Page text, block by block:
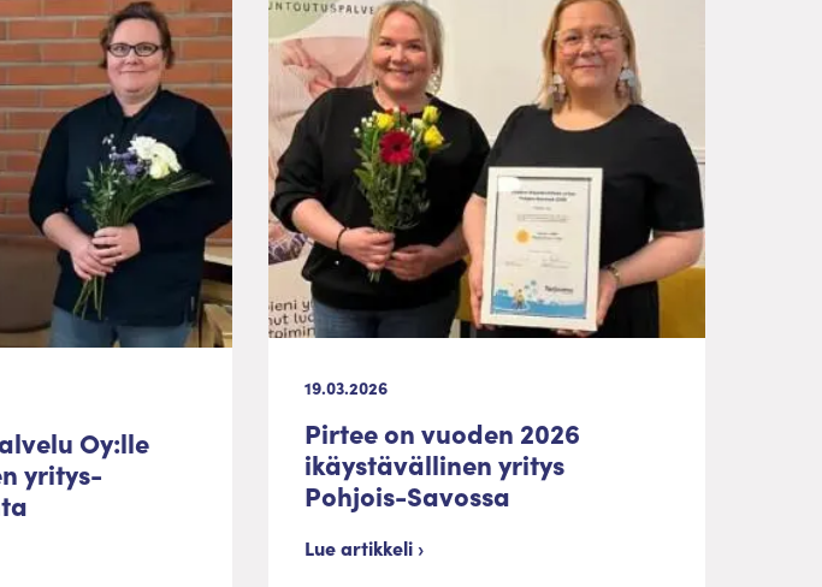
Oy:lle
yritys-
19.03.2026
Pirtee on vuoden 2026
ikäystävällinen yritys
Pohjois-Savossa
Lue artikkeli ›